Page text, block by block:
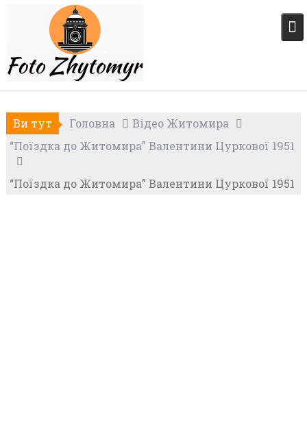
Ви тут Головна
Відео Житомира
“Поїздка до Житомира” Валентини Цуркової 1951
“Поїздка до Житомира” Валентини Цуркової 1951